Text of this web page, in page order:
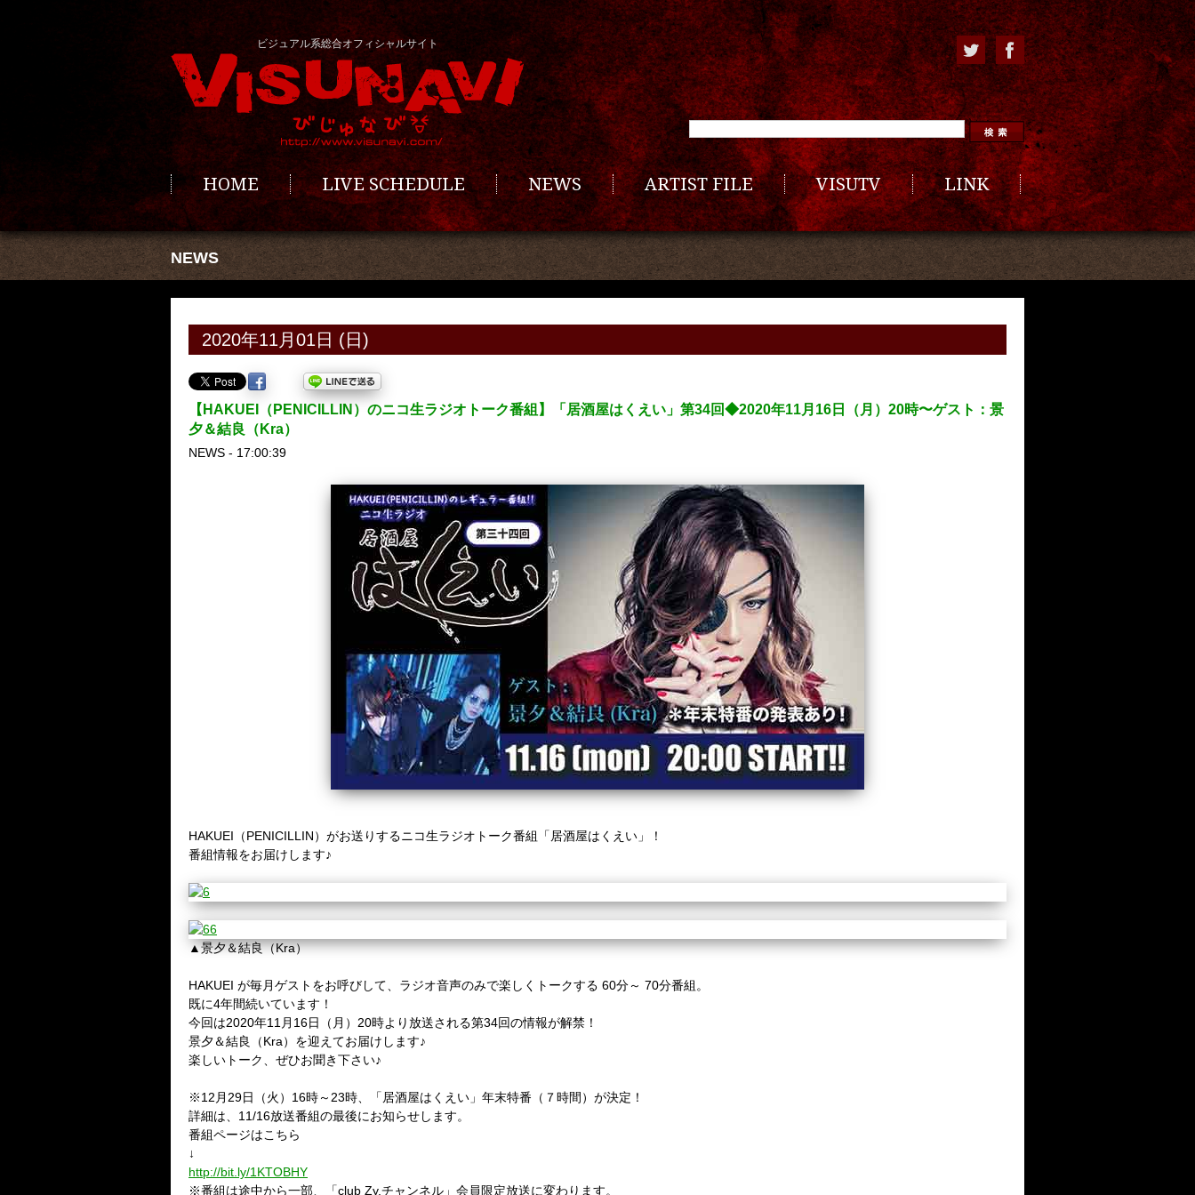
ビジュアル系総合オフィシャルサイト
HOME LIVE SCHEDULE NEWS ARTIST FILE VISUTV LINK
NEWS
2020年11月01日 (日)
【HAKUEI（PENICILLIN）のニコ生ラジオトーク番組】「居酒屋はくえい」第34回◆2020年11月16日（月）20時〜ゲスト：景
夕＆結良（Kra）
NEWS - 17:00:39
HAKUEI（PENICILLIN）がお送りするニコ生ラジオトーク番組「居酒屋はくえい」！
番組情報をお届けします♪
▲景夕＆結良（Kra）
HAKUEI が毎月ゲストをお呼びして、ラジオ音声のみで楽しくトークする 60分～ 70分番組。
既に4年間続いています！
今回は2020年11月16日（月）20時より放送される第34回の情報が解禁！
景夕＆結良（Kra）を迎えてお届けします♪
楽しいトーク、ぜひお聞き下さい♪
※12月29日（火）16時～23時、「居酒屋はくえい」年末特番（７時間）が決定！
詳細は、11/16放送番組の最後にお知らせします。
番組ページはこちら
↓
http://bit.ly/1KTOBHY
※番組は途中から一部、「club Zy.チャンネル」会員限定放送に変わります。